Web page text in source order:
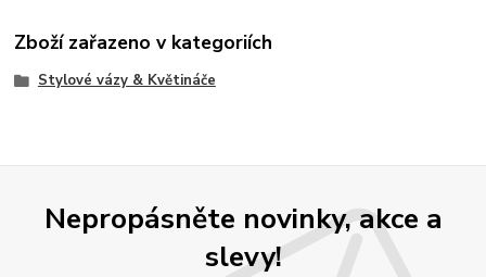
Zboží zařazeno v kategoriích
Stylové vázy & Květináče
Nepropásněte novinky, akce a
slevy!